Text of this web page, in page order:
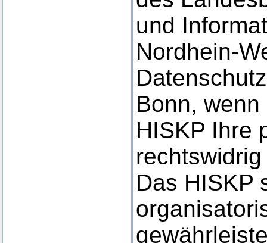
und
Nordhein-
Bonn,
HISKP Ihre
Das HISKP